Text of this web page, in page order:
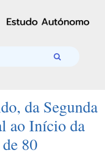
da Segunda
ao Início da
80